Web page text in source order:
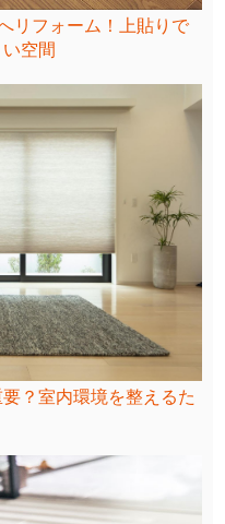
リフォーム！上貼りで
空間
？室内環境を整えるた